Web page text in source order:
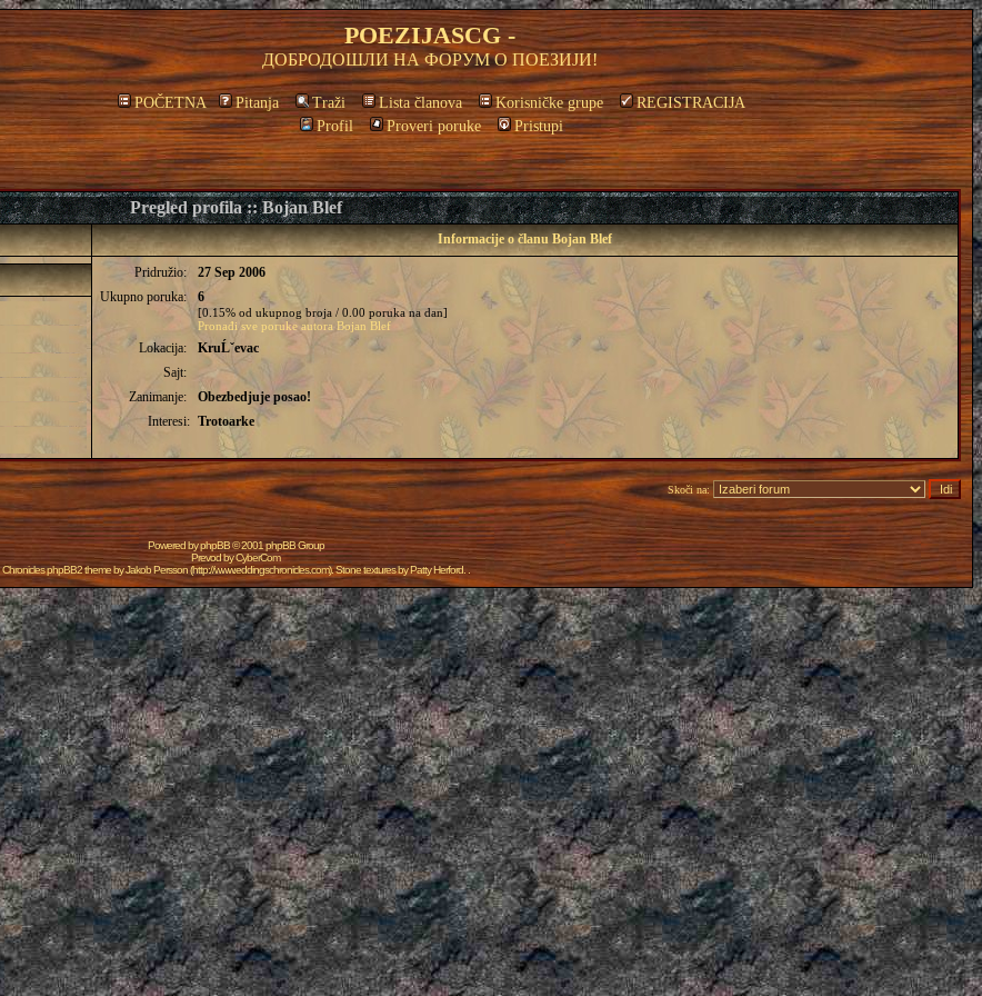
POEZIJASCG -
ДОБРОДОШЛИ НА ФОРУМ О ПОЕЗИЈИ!
POČETNA Pitanja Traži Lista članova Korisničke grupe
REGISTRACIJA
Profil
Proveri poruke Pristupi
Pregled profila :: Bojan Blef
Informacije o članu Bojan Blef
Pridružio:
27 Sep 2006
Ukupno poruka:
6
[0.15% od ukupnog broja / 0.00 poruka na dan]
Pronađi sve poruke autora Bojan Blef
Lokacija:
KruĹˇevac
Sajt:
Zanimanje:
Obezbedjuje posao!
Interesi: Trotoarke
Skoči na:
Powered byphpBB© 2001 phpBB Group
Prevod byCyberCom
Chronicles phpBB2 theme byJakob Persson(http://www.eddingschronicles.com). Stone textures byPatty Herford. .